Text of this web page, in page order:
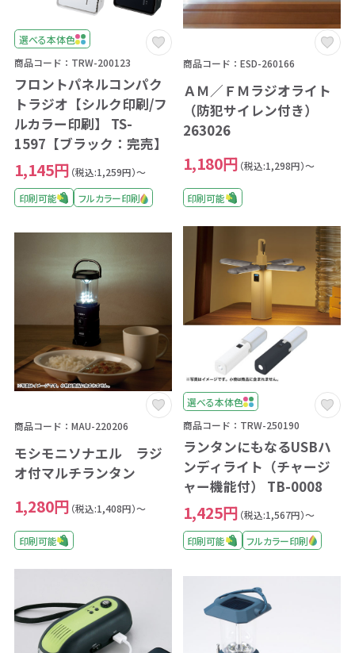
選べる本体色
商品コード：TRW-200123
フロントパネルコンパク
トラジオ【シルク印刷/フ
ルカラー印刷】 TS-
1597【ブラック：完売】
1,145円 （税込:1,259円）～
印刷可能
フルカラー印刷
商品コード：ESD-260166
ＡＭ／ＦＭラジオライト
（防犯サイレン付き）
263026
1,180円 （税込:1,298円）～
印刷可能
商品コード：MAU-220206
モシモニソナエル ラジ
オ付マルチランタン
1,280円 （税込:1,408円）～
印刷可能
選べる本体色
商品コード：TRW-250190
ランタンにもなるUSBハ
ンディライト（チャージ
ャー機能付） TB-0008
1,425円 （税込:1,567円）～
印刷可能
フルカラー印刷